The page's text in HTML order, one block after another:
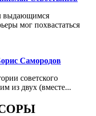
выдающимся
мог похвастаться
Самородов
советского
из двух (вместе...